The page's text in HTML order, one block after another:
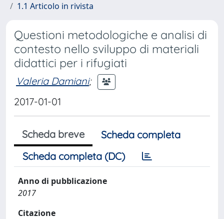
1.1 Articolo in rivista
Questioni metodologiche e analisi di
contesto nello sviluppo di materiali
didattici per i rifugiati
Valeria Damiani;
2017-01-01
Scheda breve
Scheda completa
Scheda completa (DC)
Anno di pubblicazione
2017
Citazione